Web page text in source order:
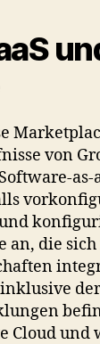
von
as-
an, die
Cloud und